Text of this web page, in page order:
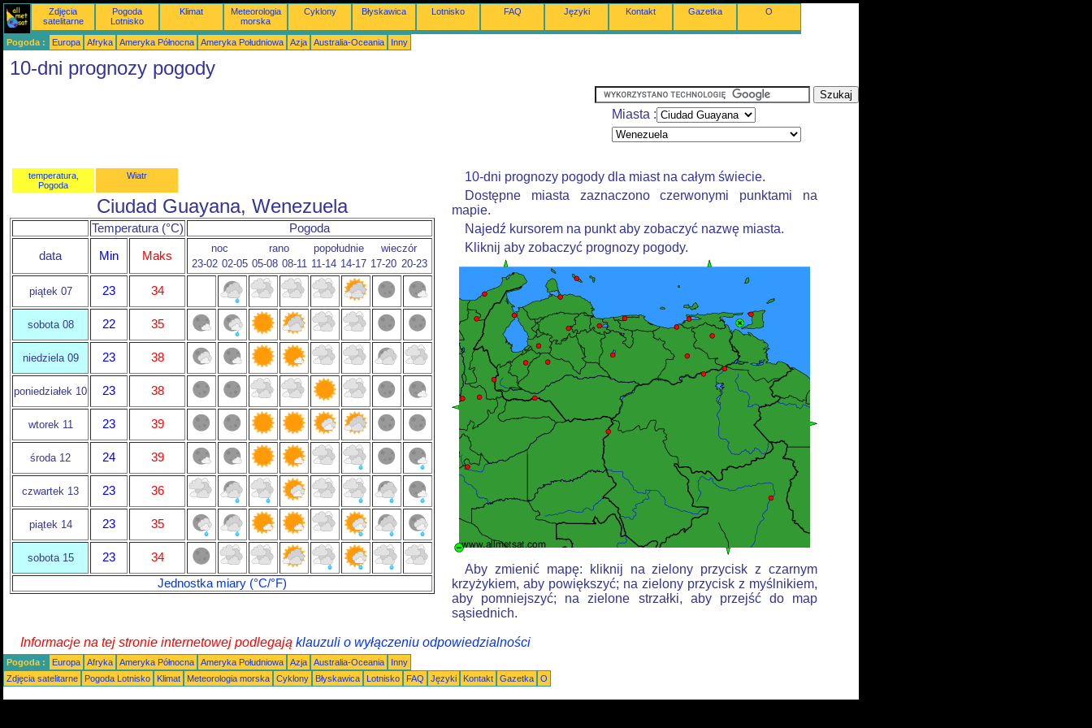
Zdjęcia
satelitarne
Pogoda
Lotnisko
Klimat
Meteorologia
morska
Cyklony Błyskawica Lotnisko FAQ Języki Kontakt Gazetka O
Pogoda : Europa Afryka Ameryka Północna Ameryka Południowa Azja Australia-Oceania Inny
10-dni prognozy pogody
Miasta :
temperatura,
Pogoda
Wiatr
Ciudad Guayana, Wenezuela
Temperatura (°C) Pogoda
data Min Maks
noc rano popołudnie
wieczór
23-02 02-05 05-08 08-11 11-14 14-17 17-20 20-23
piątek 07 23 34
sobota 08 22 35
niedziela 09 23 38
poniedziałek 10 23 38
wtorek 11 23 39
środa 12 24 39
czwartek 13 23 36
piątek 14 23 35
sobota 15 23
34
Jednostka miary (°C/°F)
10-dni prognozy pogody dla miast na całym świecie.
Dostępne miasta zaznaczono czerwonymi punktami na
mapie.
Najedź kursorem na punkt aby zobaczyć nazwę miasta.
Kliknij aby zobaczyć prognozy pogody.
Aby zmienić mapę: kliknij na zielony przycisk z czarnym
krzyżykiem, aby powiększyć; na zielony przycisk z myślnikiem,
aby pomniejszyć; na zielone strzałki, aby przejść do map
sąsiednich.
Informacje na tej stronie internetowej podlegają klauzuli o wyłączeniu odpowiedzialności
Pogoda : Europa Afryka Ameryka Północna Ameryka Południowa Azja Australia-Oceania
Inny
Zdjęcia satelitarne
Pogoda Lotnisko Klimat Meteorologia morska Cyklony Błyskawica Lotnisko FAQ Języki Kontakt Gazetka O